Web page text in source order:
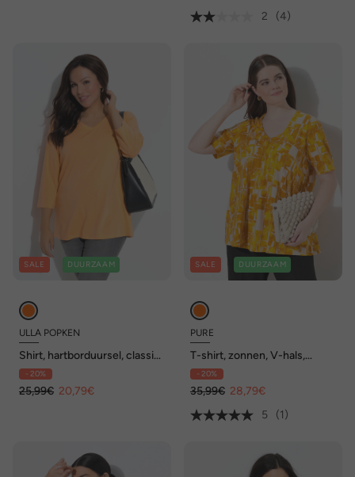
2
(4)
SALE DUURZAAM
ULLA POPKEN
Shirt, hartborduursel, classic,
V-hals, 3/4-mouwen
- 20%
25,99€ 20,79€
SALE DUURZAAM
PURE
T-shirt, zonnen, V-hals,
halflange mouwen,
biologisch katoen
- 20%
35,99€ 28,79€
5
(1)